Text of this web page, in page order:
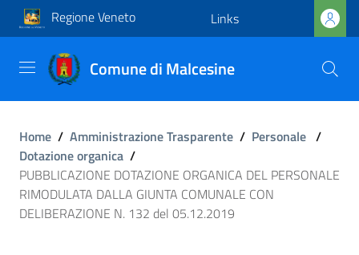
Regione Veneto Links
Comune di Malcesine
Home / Amministrazione Trasparente / Personale /
Dotazione organica /
PUBBLICAZIONE DOTAZIONE ORGANICA DEL PERSONALE
RIMODULATA DALLA GIUNTA COMUNALE CON
DELIBERAZIONE N. 132 del 05.12.2019